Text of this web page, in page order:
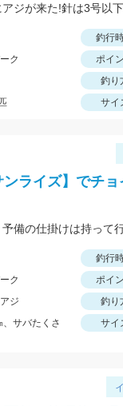
釣行
ク
ポイ
釣り
サイ
ライズ】でチ
釣行
ク
ポイ
ジ 釣り
サバたくさ
サイ